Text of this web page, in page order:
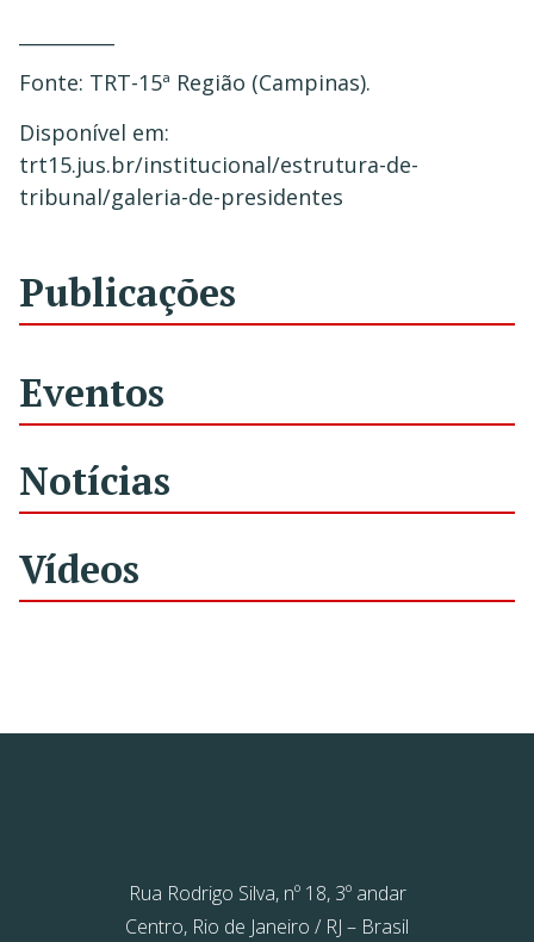
Fonte: TRT-15ª Região (Campinas).
Disponível em:
trt15.jus.br/institucional/estrutura-de-
tribunal/galeria-de-presidentes
Publicações
Eventos
Notícias
Vídeos
Rua Rodrigo Silva, nº 18, 3º andar
Centro, Rio de Janeiro / RJ – Brasil